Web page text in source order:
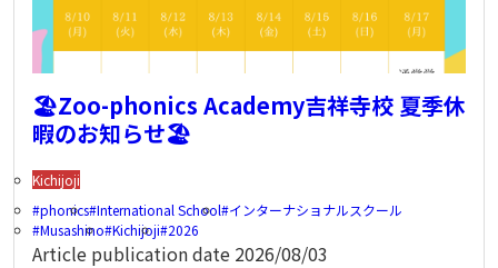
🏖️Zoo-phonics Academy吉祥寺校 夏季休
暇のお知らせ🏖️
Kichijoji
phonics International School インターナショナルスクール
Musashino Kichijoji 2026
Article publication date 2026/08/03